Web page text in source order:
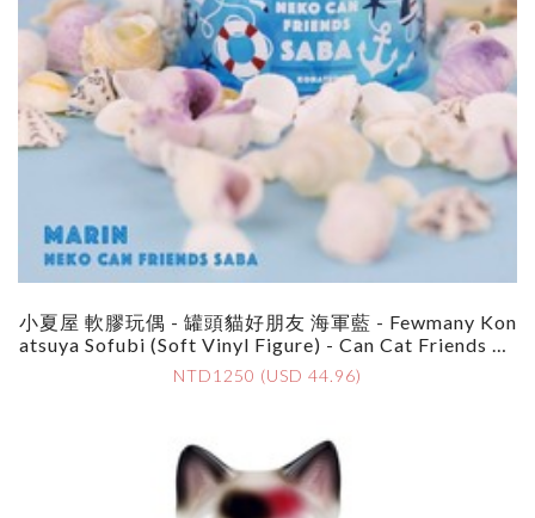
小夏屋 軟膠玩偶 - 罐頭貓好朋友 海軍藍 - Fewmany Kon
Atsuya Sofubi (Soft Vinyl Figure) - Can Cat Friends SA
BA Marine Ver.
NTD1250 (USD 44.96)